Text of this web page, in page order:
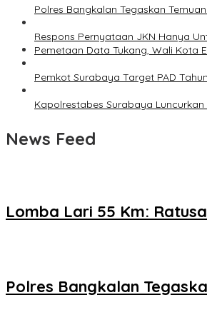
Polres Bangkalan Tegaskan
Respons Pernyataan JKN Hanya
Pemetaan Data Tukang, Wali Kota
Pemkot Surabaya Target PAD
Kapolrestabes Surabaya
News Feed
Lomba Lari 55 Km:
Polres Bangkalan